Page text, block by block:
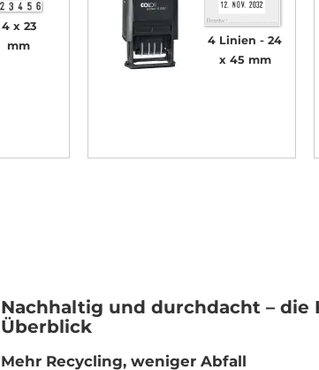
4 x 23
mm
4 Linien
24
x 45 mm
Nachhaltig und durchdacht – die
Überblick
Mehr Recycling, weniger Abfall